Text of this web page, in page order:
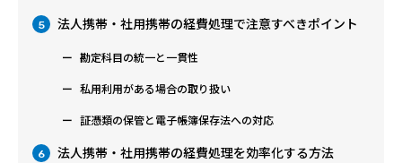
5 法人携帯・社用携帯の経費処理で注意すべきポイント
勘定科目の統一と一貫性
私用利用がある場合の取り扱い
証憑類の保管と電子帳簿保存法への対応
6 法人携帯・社用携帯の経費処理を効率化する方法